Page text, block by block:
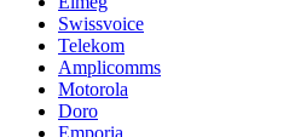
Swissvoice
Telekom
Amplicomms
Motorola
Doro
Emporia